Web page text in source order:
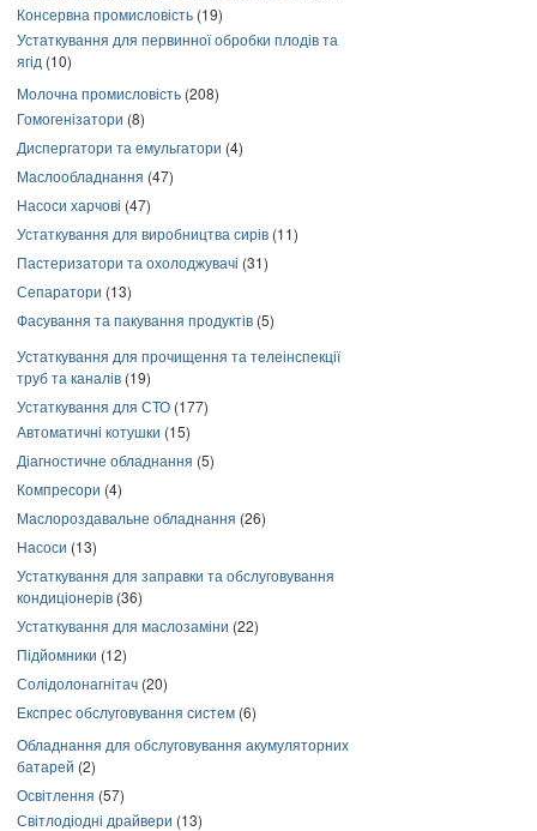
Консервна промисловість (19)
Устаткування для первинної обробки плодів та
ягід (10)
Молочна промисловість (208)
Гомогенізатори (8)
Диспергатори та емульгатори (4)
Маслообладнання (47)
Насоси харчові (47)
Устаткування для виробництва сирів (11)
Пастеризатори та охолоджувачі (31)
Сепаратори (13)
Фасування та пакування продуктів (5)
Устаткування для прочищення та телеінспекції
труб та каналів (19)
Устаткування для СТО (177)
Автоматичні котушки (15)
Діагностичне обладнання (5)
Компресори (4)
Маслороздавальне обладнання (26)
Насоси (13)
Устаткування для заправки та обслуговування
кондиціонерів (36)
Устаткування для маслозаміни (22)
Підйомники (12)
Солідолонагнітач (20)
Експрес обслуговування систем (6)
Обладнання для обслуговування акумуляторних
батарей (2)
Освітлення (57)
Світлодіодні драйвери (13)